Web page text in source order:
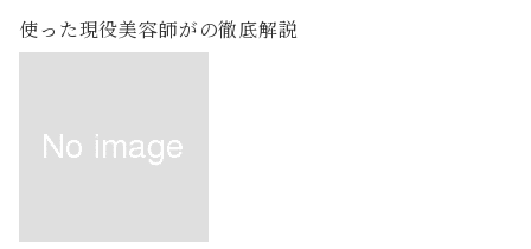
使った現役美容師がの徹底解説